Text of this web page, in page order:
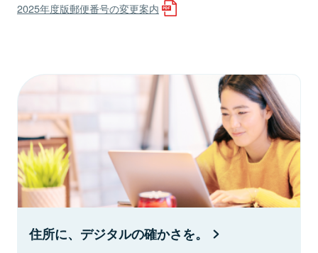
2025年度版郵便番号の変更案内
住所に、デジタルの確かさを。